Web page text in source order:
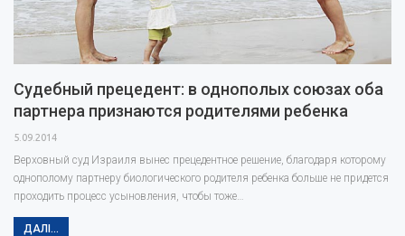
Судебный прецедент: в однополых союзах оба
партнера признаются родителями ребенка
5.09.2014
Верховный суд Израиля вынес прецедентное решение, благодаря которому
однополому партнеру биологического родителя ребенка больше не придется
проходить процесс усыновления, чтобы тоже…
ДАЛІ...